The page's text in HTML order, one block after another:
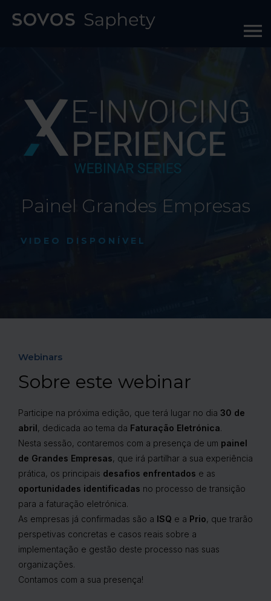
Painel Grandes Empresas
VIDEO DISPONÍVEL
Webinars
Sobre este webinar
Participe na próxima edição, que terá lugar no dia 30 de
abril, dedicada ao tema da Faturação Eletrónica.
Nesta sessão, contaremos com a presença de um painel
de Grandes Empresas, que irá partilhar a sua experiência
prática, os principais desafios enfrentados e as
oportunidades identificadas no processo de transição
para a faturação eletrónica.
As empresas já confirmadas são a ISQ e a Prio, que trarão
perspetivas concretas e casos reais sobre a
implementação e gestão deste processo nas suas
organizações.
Contamos com a sua presença!